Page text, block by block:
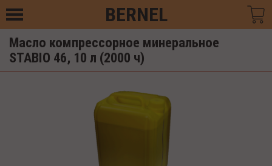
BERNEL
Масло компрессорное минеральное
STABIO 46, 10 л (2000 ч)